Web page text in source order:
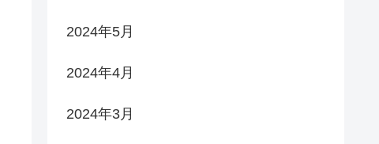
2024年5月
2024年4月
2024年3月